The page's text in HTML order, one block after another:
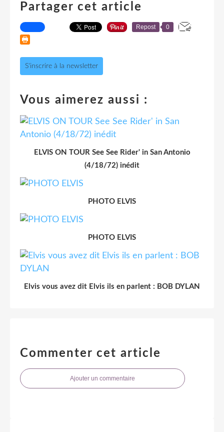
Partager cet article
Repost 0
S'inscrire à la newsletter
Vous aimerez aussi :
ELVIS ON TOUR See See Rider' in San Antonio
(4/18/72) inédit
PHOTO ELVIS
PHOTO ELVIS
Elvis vous avez dit Elvis ils en parlent : BOB DYLAN
Commenter cet article
Ajouter un commentaire